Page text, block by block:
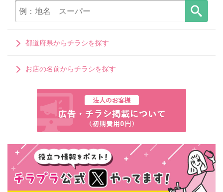
都道府県からチラシを探す
お店の名前からチラシを探す